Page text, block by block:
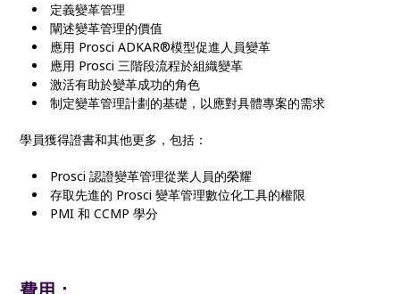
定義變革管理
闡述變革管理的價值
應用 Prosci ADKAR®模型促進人員變革
應用 Prosci 三階段流程於組織變革
激活有助於變革成功的角色
制定變革管理計劃的基礎，以應對具體專案的需求
學員獲得證書和其他更多，包括：
Prosci 認證變革管理從業人員的榮耀
存取先進的 Prosci 變革管理數位化工具的權限
PMI 和 CCMP 學分